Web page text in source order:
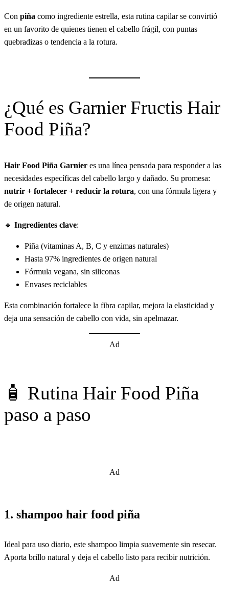
Con piña como ingrediente estrella, esta rutina capilar se convirtió
en un favorito de quienes tienen el cabello frágil, con puntas
quebradizas o tendencia a la rotura.
¿Qué es Garnier Fructis Hair
Food Piña?
Hair Food Piña Garnier es una línea pensada para responder a las
necesidades específicas del cabello largo y dañado. Su promesa:
nutrir + fortalecer + reducir la rotura, con una fórmula ligera y
de origen natural.
🔹 Ingredientes clave:
Piña (vitaminas A, B, C y enzimas naturales)
Hasta 97% ingredientes de origen natural
Fórmula vegana, sin siliconas
Envases reciclables
Esta combinación fortalece la fibra capilar, mejora la elasticidad y
deja una sensación de cabello con vida, sin apelmazar.
Ad
🧴 Rutina Hair Food Piña
paso a paso
Ad
1. shampoo hair food piña
Ideal para uso diario, este shampoo limpia suavemente sin resecar.
Aporta brillo natural y deja el cabello listo para recibir nutrición.
Ad